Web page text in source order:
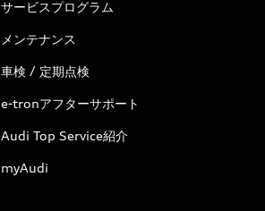
サービスプログラム
メンテナンス
車検 / 定期点検
e-tronアフターサポート
Audi Top Service紹介
myAudi